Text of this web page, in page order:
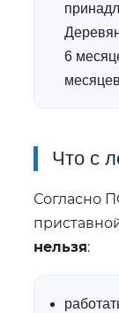
6
Что с
Согласно
нельзя: